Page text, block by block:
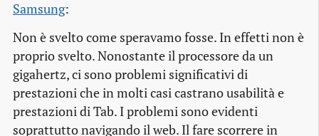
Samsung:
Non è svelto come speravamo fosse. In effetti non è
proprio svelto. Nonostante il processore da un
gigahertz, ci sono problemi significativi di
prestazioni che in molti casi castrano usabilità e
prestazioni di Tab. I problemi sono evidenti
soprattutto navigando il web. Il fare scorrere in